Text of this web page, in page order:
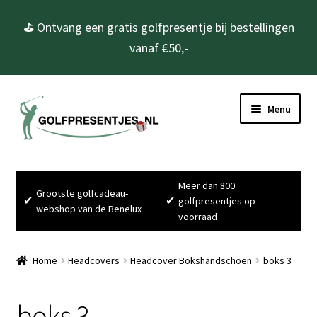
⛳ Ontvang een gratis golfpresentje bij bestellingen
vanaf €50,-
Ga
door
naar
Ga
naar
de
Menu
Golfcadeau’s
Golfbenodigdheden
Cadeausets
✔
Grootste golfcadeau-
webshop van de Benelux
✔
Meer dan 800
golfpresentjes op
voorraad
Home Headcovers Headcover Bokshandschoen boks 3